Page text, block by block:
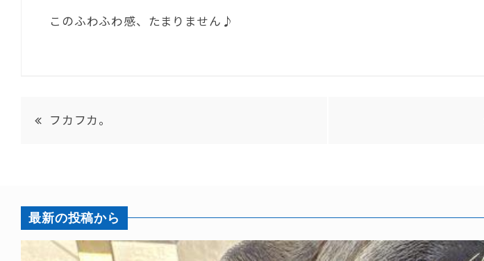
このふわふわ感、たまりません♪
フカフカ。
最新の投稿から